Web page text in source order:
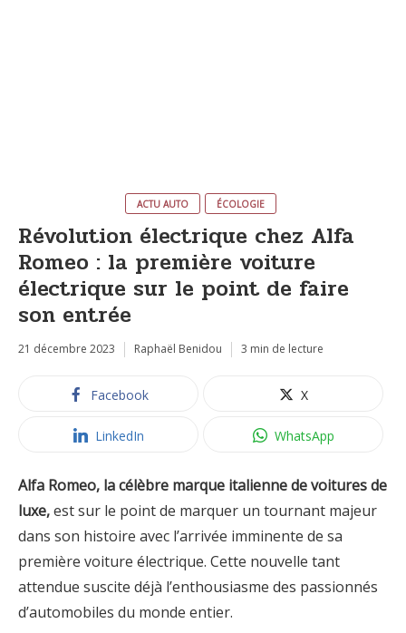
ACTU AUTO ÉCOLOGIE
Révolution électrique chez Alfa
Romeo : la première voiture
électrique sur le point de faire
son entrée
21 décembre 2023 Raphaël Benidou 3 min de lecture
Facebook X
LinkedIn WhatsApp
Alfa Romeo, la célèbre marque italienne de voitures de
luxe,est sur le point de marquer un tournant majeur
dans son histoire avec l’arrivée imminente de sa
première voiture électrique. Cette nouvelle tant
attendue suscite déjà l’enthousiasme des passionnés
d’automobiles du monde entier.